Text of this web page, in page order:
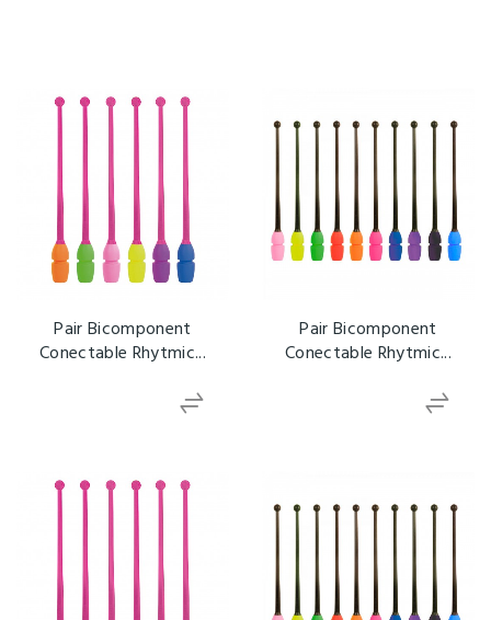
Pair Bicomponent
Conectable Rhytmic...
Pair Bicomponent
Conectable Rhytmic...